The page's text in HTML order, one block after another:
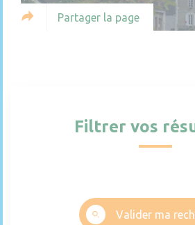
Partager la page
Filtrer vos
Valider ma